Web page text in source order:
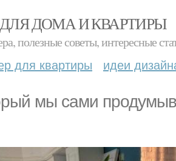
ДЛЯ ДОМА И КВАРТИРЫ
полезные советы, интересные
для квартиры идеи
мы сами